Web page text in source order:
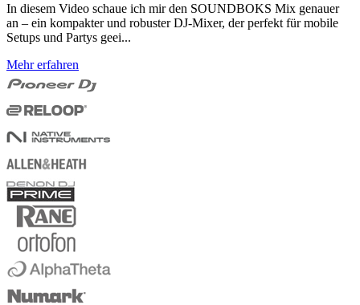
In diesem Video schaue ich mir den SOUNDBOKS Mix genauer
an – ein kompakter und robuster DJ-Mixer, der perfekt für mobile
Setups und Partys geei...
Mehr erfahren